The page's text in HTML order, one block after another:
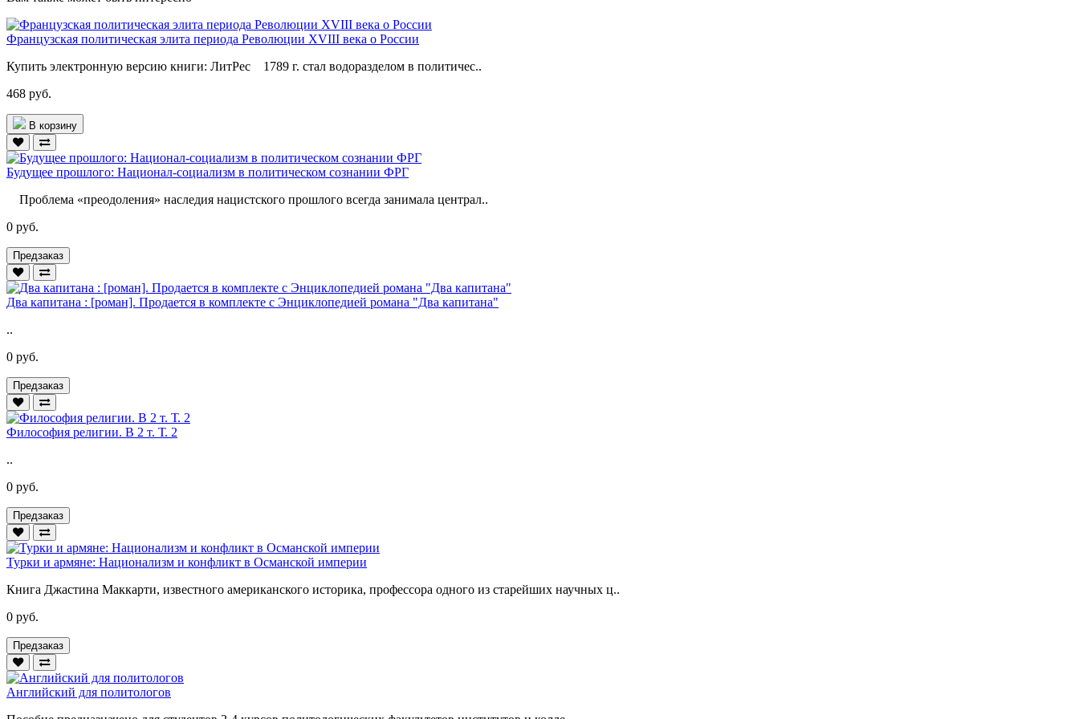
Французская политическая элита периода Революции XVIII века о России
Купить электронную версию книги: ЛитРес 1789 г. стал водоразделом в политичес..
468 руб.
В корзину
Будущее прошлого: Национал-социализм в политическом сознании ФРГ
Проблема «преодоления» наследия нацистского прошлого всегда занимала централ..
0 руб.
Предзаказ
Два капитана : [роман]. Продается в комплекте с Энциклопедией романа "Два капитана"
..
0 руб.
Предзаказ
Философия религии. В 2 т. Т. 2
..
0 руб.
Предзаказ
Турки и армяне: Национализм и конфликт в Османской империи
Книга Джастина Маккарти, известного американского историка, профессора одного из старейших научных ц..
0 руб.
Предзаказ
Английский для политологов